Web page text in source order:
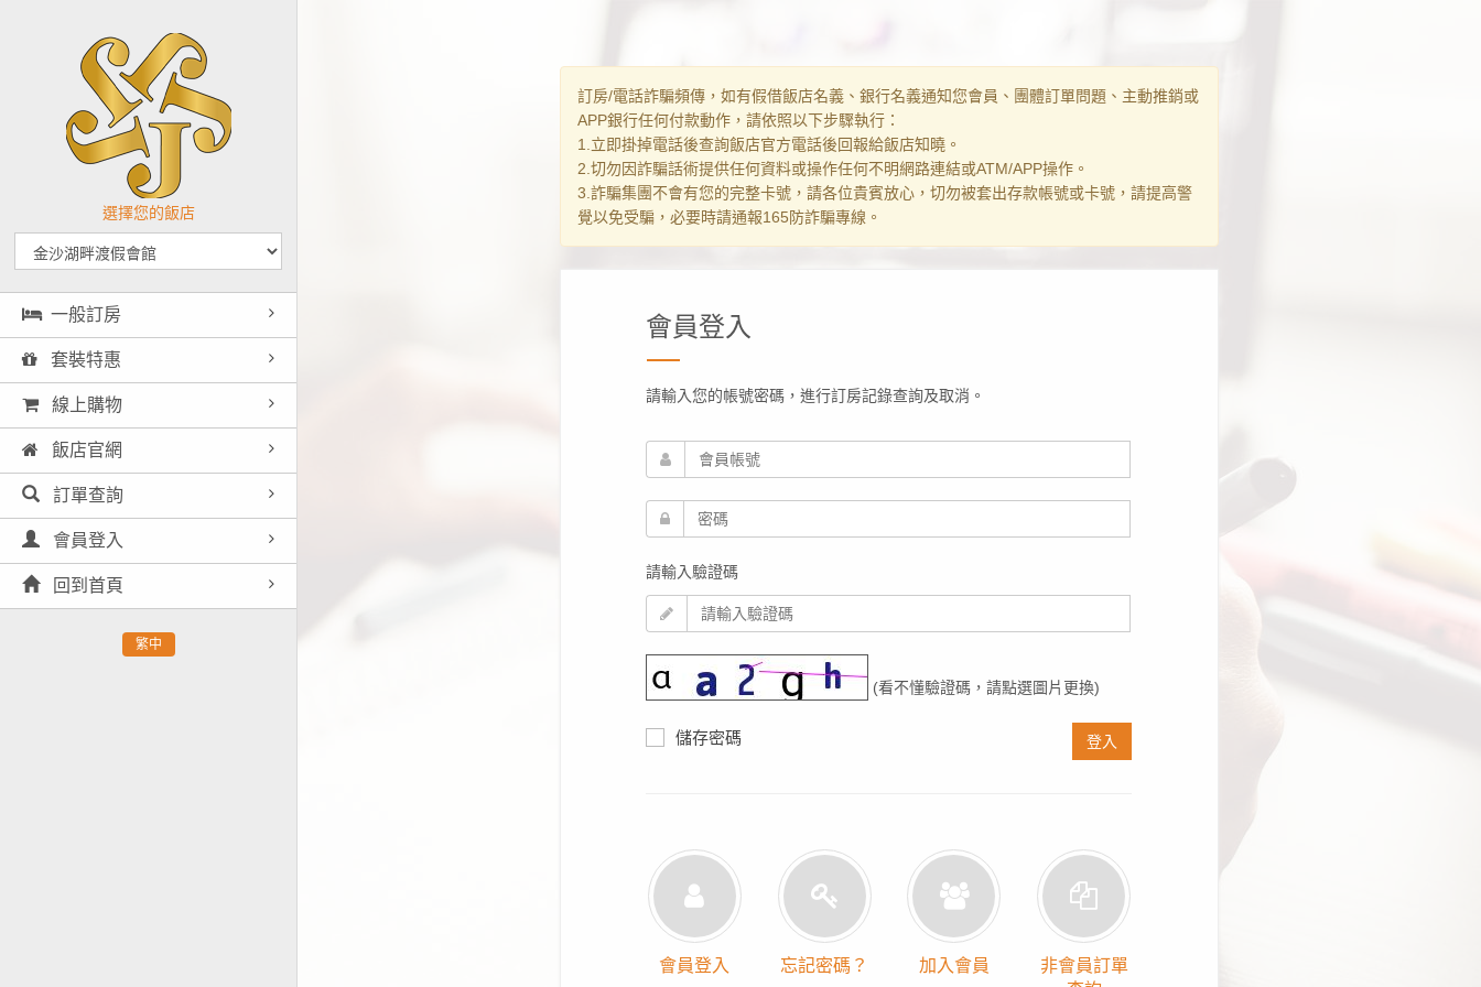
選擇您的飯店
一般訂房
套裝特惠
線上購物
飯店官網
訂單查詢
會員登入
回到首頁
繁中
訂房/電話詐騙頻傳，如有假借飯店名義、銀行名義通知您會員、團體訂單問題、主動推銷或
APP銀行任何付款動作，請依照以下步驟執行：
1.立即掛掉電話後查詢飯店官方電話後回報給飯店知曉。
2.切勿因詐騙話術提供任何資料或操作任何不明網路連結或ATM/APP操作。
3.詐騙集團不會有您的完整卡號，請各位貴賓放心，切勿被套出存款帳號或卡號，請提高警
覺以免受騙，必要時請通報165防詐騙專線。
會員登入
請輸入您的帳號密碼，進行訂房記錄查詢及取消。
請輸入驗證碼
(看不懂驗證碼，請點選圖片更換)
儲存密碼 登入
會員登入 忘記密碼？ 加入會員
非會員訂單